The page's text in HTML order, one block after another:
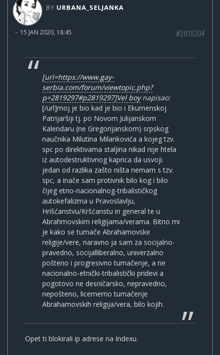
BY URBANA_SELJANKA
- 15 JAN 2020, 18:45 #2819304
[url=https://www.gay-
serbia.com/forum/viewtopic.php?
p=2819297#p2819297]Vel boynapisao:
[/url]moj je bio kad je bio i Ekumenskoj
Patrijaršiji tj. po Novom Julijanskom
Kalendaru (ne Gregorijanskom) srpskog
naučnika Milutina Milankovića a kojeg tzv.
spc po direktivama staljina nikad nije htela
iz autodestruktivnog kaprica da usvoji.
jedan od razlika zašto ništa nemam s tzv.
spc, a inače sam protivnik bilo kog i bilo
čijeg etno-nacionalnog-tribalističkog
autokefalizma u Pravoslavlju,
Hrišćanstvu/Kršćanstu in general te u
Abrahmovskim religijama/verama. Bitno mi
je kako se tumače Abrahamovske
religije/vere, naravno ja sam za socijalno-
pravedno, socijalliberalno, univerzalno
pošteno i progresivno tumačenje, a ne
nacionalno-etnički-tribalistički pridevi a
pogotovo ne desničarsko, nepravedno,
nepošteno, licemerno tumačenje
Abrahamovskih religija/vera, bilo kojih.
Opet ti blokirali ip adrese na Indexu.